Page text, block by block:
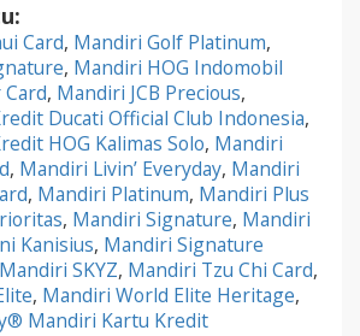
Card, Mandiri Golf Platinum,
, Mandiri HOG Indomobil
, Mandiri JCB Precious,
Ducati Official Club Indonesia,
HOG Kalimas Solo, Mandiri
, Mandiri Livin’ Everyday, Mandiri
, Mandiri Platinum, Mandiri Plus
, Mandiri Signature, Mandiri
Kanisius, Mandiri Signature
Mandiri SKYZ, Mandiri Tzu Chi Card,
, Mandiri World Elite Heritage,
Mandiri Kartu Kredit